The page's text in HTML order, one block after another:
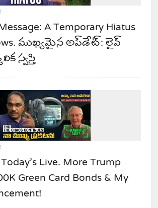
A Temporary Hiatus
ముఖ్యమైన అప్‌డేట్: లైవ్
స్వస్తి
Live. More Trump
Green Card Bonds & My